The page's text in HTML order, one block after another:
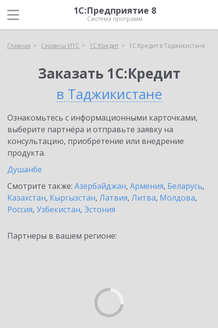
1С:Предприятие 8
Система программ
Главная Сервисы ИТС 1С:Кредит 1С:Кредит в Таджикистане
Заказать 1С:Кредит
в Таджикистане
Ознакомьтесь с информационными карточками,
выберите партнёра и отправьте заявку на
консультацию, приобретение или внедрение
продукта.
Душанбе
Смотрите также: Азербайджан, Армения, Беларусь,
Казахстан, Кыргызстан, Латвия, Литва, Молдова,
Россия, Узбекистан, Эстония
Партнеры в вашем регионе: